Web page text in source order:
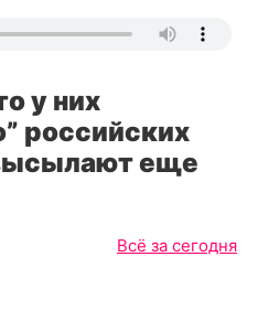
у них
российских
еще
Всё за сегодня